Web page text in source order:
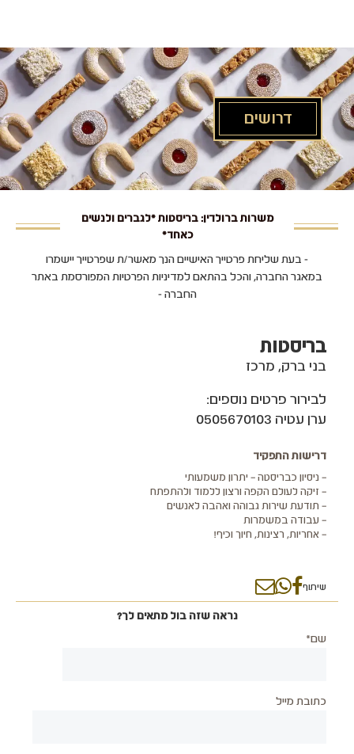
דרושים
משרות ברולדין: בריסטות *לגברים ולנשים
כאחד*
- בעת שליחת פרטייך האישיים הנך מאשר/ת שפרטייך יישמרו
במאגר החברה, והכל בהתאם למדיניות הפרטיות המפורסמת באתר
החברה -
בריסטות
בני ברק, מרכז
לבירור פרטים נוספים:
ערן עטיה 0505670103
דרישות התפקיד
– ניסיון כבריסטה – יתרון משמעותי
– זיקה לעולם הקפה ורצון ללמוד ולהתפתח
– תודעת שירות גבוהה ואהבה לאנשים
– עבודה במשמרות
– אחריות, רצינות, חיוך וכיף!
שיתוף
נראה שזה בול מתאים לך?
שם*
כתובת מייל